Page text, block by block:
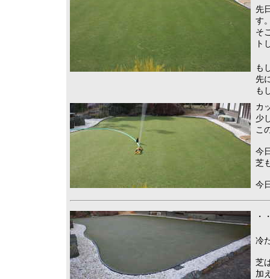
先
す
そ
ト
も
先
も
カ
少
こ
今
芝
今
・
冷
芝
加